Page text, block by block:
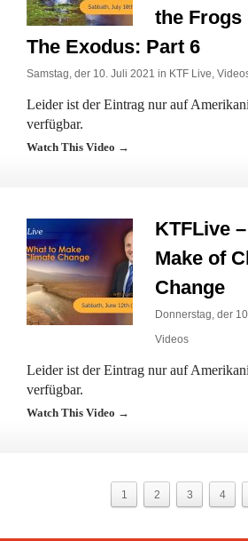
the Frogs
The Exodus: Part 6
Samstag, der 10. Juli 2021 in KTF Live,
Leider ist der Eintrag nur auf
verfügbar.
Watch This Video →
KTFLive
Make of
Change
Donnerstag, der
Videos
Leider ist der Eintrag nur auf
verfügbar.
Watch This Video →
1 2 3 4